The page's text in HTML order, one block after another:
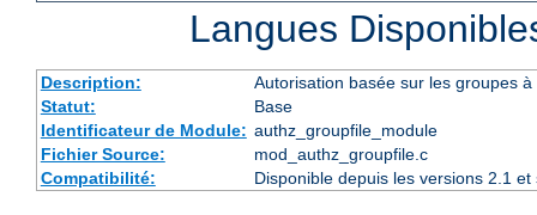
Langues
Description:
Autorisation basée sur les groupes
Statut:
Base
Identificateur de Module: authz_groupfile_module
Fichier Source:
mod_authz_groupfile.c
Compatibilité:
Disponible depuis les versions 2.1